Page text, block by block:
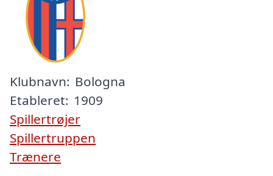
Klubnavn: Bologna
Etableret: 1909
Spillertrøjer
Spillertruppen
Trænere